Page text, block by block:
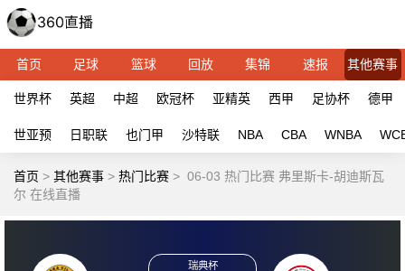
首页 足球 篮球 回放 集锦 速报 其他赛事
世界杯 英超 中超 欧冠杯 亚精英 西甲 足协杯 德甲
世亚预 日职联 也门甲 沙特联 NBA CBA WNBA
首页 > 其他赛事 > 热门比赛 > 06-03 热门比赛 弗里斯卡-胡迪斯瓦
尔 在线直播